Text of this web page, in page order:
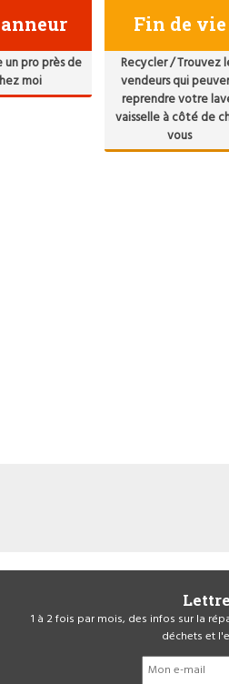
un pro près de
moi
Fin de vie
Recycler / Trouvez
vendeurs qui
reprendre votre
vaisselle à côté de
vous
1 à 2 fois par mois, des infos sur la
déchets et